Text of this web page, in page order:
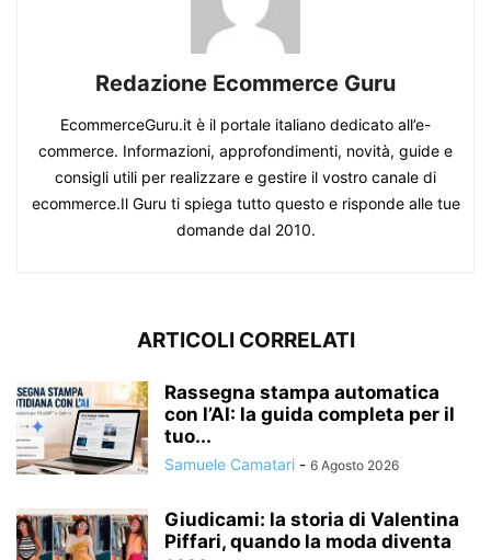
Redazione Ecommerce Guru
EcommerceGuru.it è il portale italiano dedicato all’e-
commerce. Informazioni, approfondimenti, novità, guide e
consigli utili per realizzare e gestire il vostro canale di
ecommerce.Il Guru ti spiega tutto questo e risponde alle tue
domande dal 2010.
ARTICOLI CORRELATI
Rassegna stampa automatica
con l’AI: la guida completa per il
tuo...
Samuele Camatari - 6 Agosto 2026
Giudicami: la storia di Valentina
Piffari, quando la moda diventa